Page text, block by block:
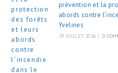
prévention et la
abords contre
Yvelines
29 JUILLET 2026 / 0